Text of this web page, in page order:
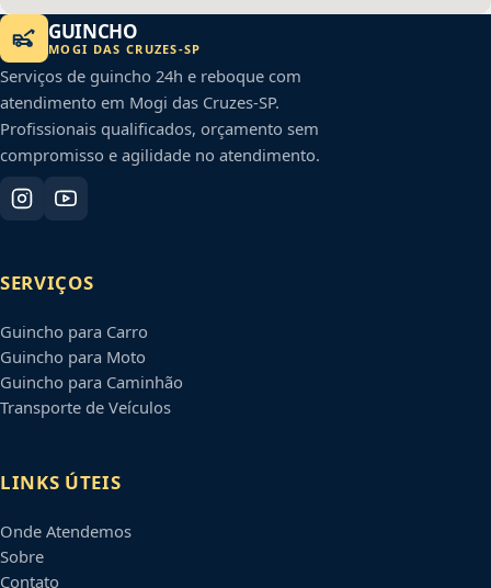
GUINCHO
MOGI DAS CRUZES-SP
Serviços de guincho 24h e reboque com
atendimento em Mogi das Cruzes-SP.
Profissionais qualificados, orçamento sem
compromisso e agilidade no atendimento.
SERVIÇOS
Guincho para Carro
Guincho para Moto
Guincho para Caminhão
Transporte de Veículos
LINKS ÚTEIS
Onde Atendemos
Sobre
Contato